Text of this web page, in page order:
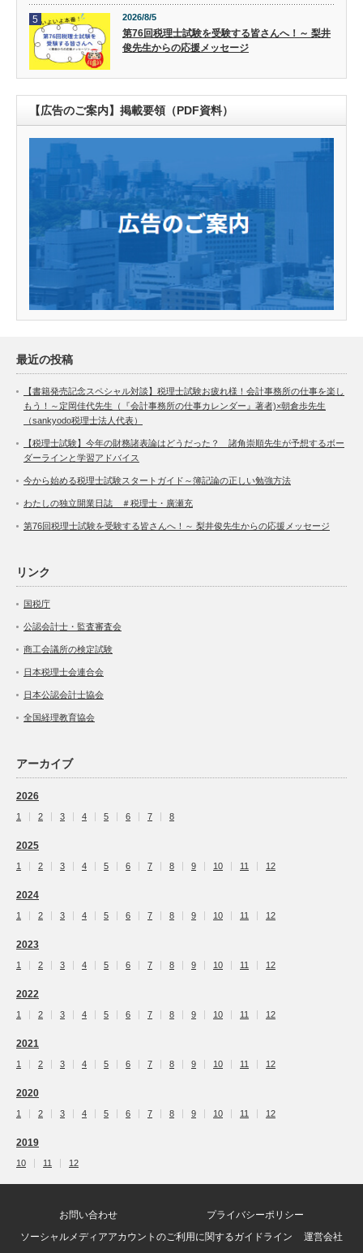
5 2026/8/5
第76回税理士試験を受験する皆さんへ！～ 梨井
俊先生からの応援メッセージ
【広告のご案内】掲載要領（PDF資料）
最近の投稿
【書籍発売記念スペシャル対談】税理士試験お疲れ様！会計事務所の仕事を楽し
もう！～定岡佳代先生（『会計事務所の仕事カレンダー』著者)×朝倉歩先生
（sankyodo税理士法人代表）
【税理士試験】今年の財務諸表論はどうだった？ 諸角崇順先生が予想するボー
ダーラインと学習アドバイス
今から始める税理士試験スタートガイド～簿記論の正しい勉強方法
わたしの独立開業日誌 ＃税理士・廣瀬充
第76回税理士試験を受験する皆さんへ！～ 梨井俊先生からの応援メッセージ
リンク
国税庁
公認会計士・監査審査会
商工会議所の検定試験
日本税理士会連合会
日本公認会計士協会
全国経理教育協会
アーカイブ
2026
1 2 3 4 5 6 7 8
2025
1 2 3 4 5 6 7 8 9 10 11 12
2024
1 2 3 4 5 6 7 8 9 10 11 12
2023
1 2 3 4 5 6 7 8 9 10 11 12
2022
1 2 3 4 5 6 7 8 9 10 11 12
2021
1 2 3 4 5 6 7 8 9 10 11 12
2020
1 2 3 4 5 6 7 8 9 10 11 12
2019
10 11 12
お問い合わせ
プライバシーポリシー
ソーシャルメディアアカウントのご利用に関するガイドライン
運営会社